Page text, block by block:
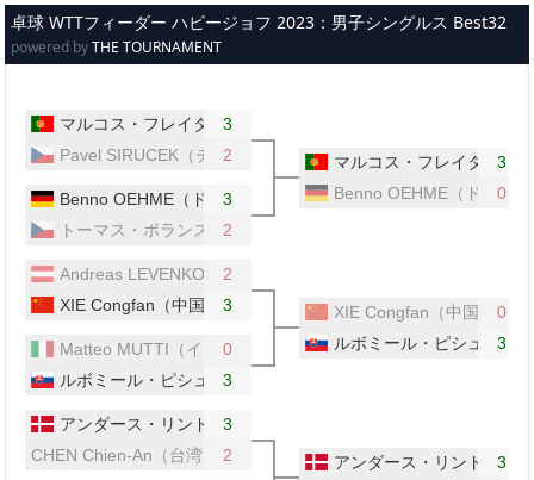
メインコンテンツへスキップ
卓球 WTTフィーダー ハビージョフ 2023：男子シングルス Best32
powered byTHE TOURNAMENT
マルコス・フレイタス（ポルトガル）
3
Pavel SIRUCEK（チェコ）
2
Benno OEHME（ドイツ）
3
トーマス・ポランスキー（チェコ）
2
Andreas LEVENKO（オーストリア）
2
XIE Congfan（中国） 3
Matteo MUTTI（イタリア）
0
ルボミール・ピシュテイ（スロバキア）
3
アンダース・リンド（デンマーク）
3
CHEN Chien-An（台湾）
2
マルコス・フレイタス（
3
Benno OEHME（ドイツ）
0
XIE Congfan（中国） 0
ルボミール・ピシュテイ
3
アンダース・リンド（デ
3